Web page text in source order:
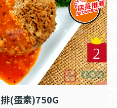
(蛋素)750G